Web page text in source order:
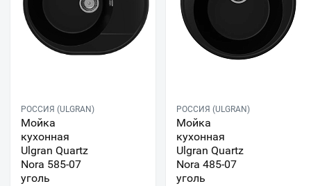
РОССИЯ (ULGRAN)
Мойка
кухонная
Ulgran Quartz
Nora 585-07
уголь
РОССИЯ (ULGRAN)
Мойка
кухонная
Ulgran Quartz
Nora 485-07
уголь